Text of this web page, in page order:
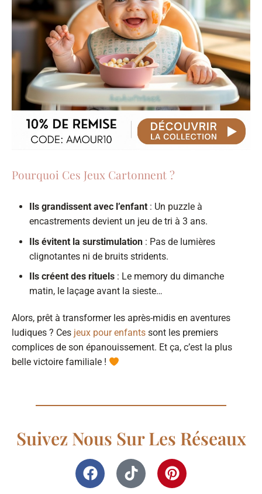
Pourquoi Ces Jeux Cartonnent ?
Ils grandissent avec l’enfant : Un puzzle à
encastrements devient un jeu de tri à 3 ans.
Ils évitent la surstimulation : Pas de lumières
clignotantes ni de bruits stridents.
Ils créent des rituels : Le memory du dimanche
matin, le laçage avant la sieste…
Alors, prêt à transformer les après-midis en aventures
ludiques ? Ces jeux pour enfants sont les premiers
complices de son épanouissement. Et ça, c’est la plus
belle victoire familiale !
Suivez Nous Sur Les Réseaux